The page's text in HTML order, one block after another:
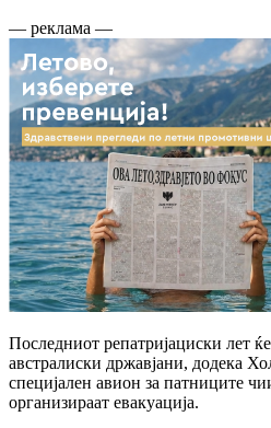
— реклама —
Последниот репатријациски лет
австралиски државјани, додека
специјален авион за патниците
организираат евакуација.